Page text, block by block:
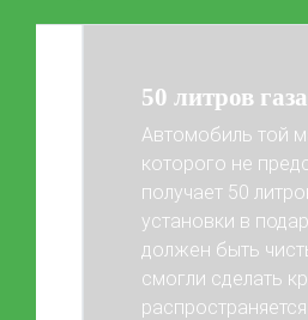
50 литров газа в
Автомобиль той
которого не
получает 50 литров
установки в подарок!
должен быть чистый,
смогли сделать
распространяется на […]